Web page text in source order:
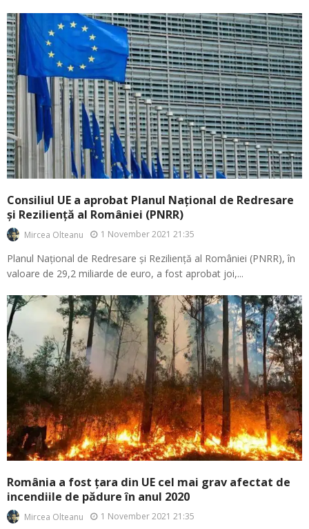
Consiliul UE a aprobat Planul Național de Redresare
și Reziliență al României (PNRR)
Mircea Olteanu 1 November 2021 21:35
Planul Național de Redresare și Reziliență al României (PNRR), în
valoare de 29,2 miliarde de euro, a fost aprobat joi,...
România a fost țara din UE cel mai grav afectat de
incendiile de pădure în anul 2020
Mircea Olteanu 1 November 2021 21:35